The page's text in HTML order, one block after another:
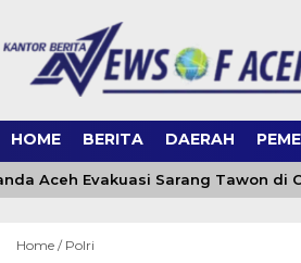
HOME BERITA DAERAH
Aceh Evakuasi Sarang Tawon di
Home / Polri